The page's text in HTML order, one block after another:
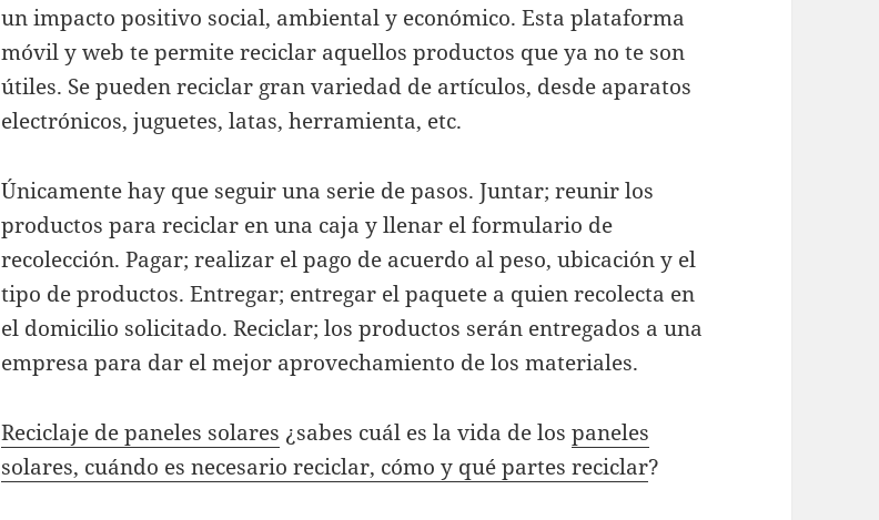
un impacto positivo social, ambiental y económico. Esta plataforma
móvil y web te permite reciclar aquellos productos que ya no te son
útiles. Se pueden reciclar gran variedad de artículos, desde aparatos
electrónicos, juguetes, latas, herramienta, etc.
Únicamente hay que seguir una serie de pasos. Juntar; reunir los
productos para reciclar en una caja y llenar el formulario de
recolección. Pagar; realizar el pago de acuerdo al peso, ubicación y el
tipo de productos. Entregar; entregar el paquete a quien recolecta en
el domicilio solicitado. Reciclar; los productos serán entregados a una
empresa para dar el mejor aprovechamiento de los materiales.
Reciclaje de paneles solares ¿sabes cuál es la vida de lospaneles
solares, cuándo es necesario reciclar, cómo y qué partes reciclar?